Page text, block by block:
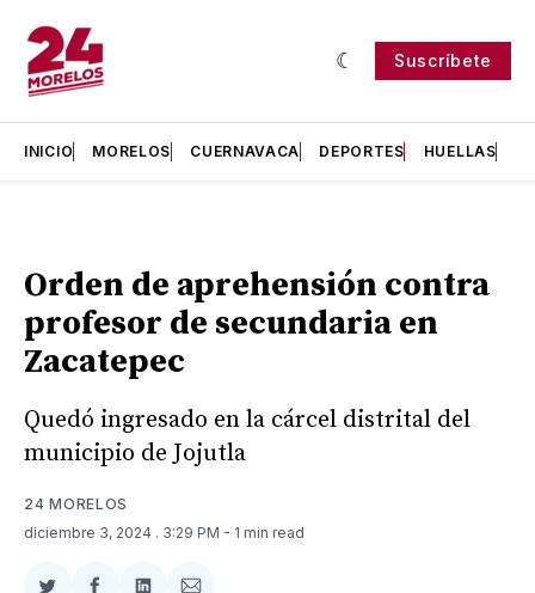
Suscríbete
INICIO MORELOS CUERNAVACA DEPORTES HUELLAS
Orden de aprehensión contra
profesor de secundaria en
Zacatepec
Quedó ingresado en la cárcel distrital del
municipio de Jojutla
24 MORELOS
diciembre 3, 2024 . 3:29 PM - 1 min read